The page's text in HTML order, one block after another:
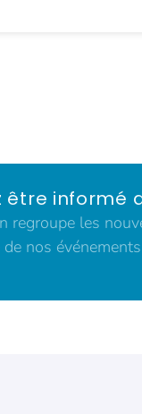
être informé
regroupe les
nos